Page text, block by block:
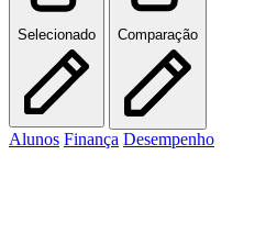
Selecionado Comparação
Alunos Finança Desempenho